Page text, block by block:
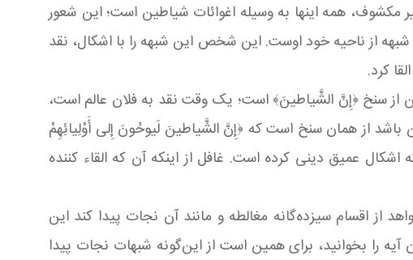
مکشوف، همه اینها به وسیله اغوائات شیاطین است؛ این شعور
از ناحیه خود اوست. این شخص این شبهه را با اشکال، نقد
کرد.
از سنخ ﴿إِنَّ الشَّیاطینَ﴾ است؛ یک وقت نقد به فلان عالم است،
از همان سنخ است که ﴿إِنَّ الشَّیاطینَ لَیوحُونَ إِلى‏ أَوْلِیائِهِمْ
عمیق دینی کرده است. غافل از اینکه آن که القاء کننده
از اقسام سیزده‌گانه مغالطه و مانند آن نجات پیدا کند این
را بخوانید، برای همین است از این‌گونه شبهات نجات پیدا